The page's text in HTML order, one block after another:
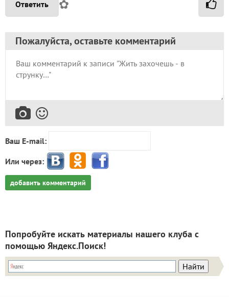
Ответить ✿
Пожалуйста, оставьте комментарий
Ваш E-mail:
Или через:
добавить комментарий
Попробуйте искать материалы нашего клуба с
помощью Яндекс.Поиск!